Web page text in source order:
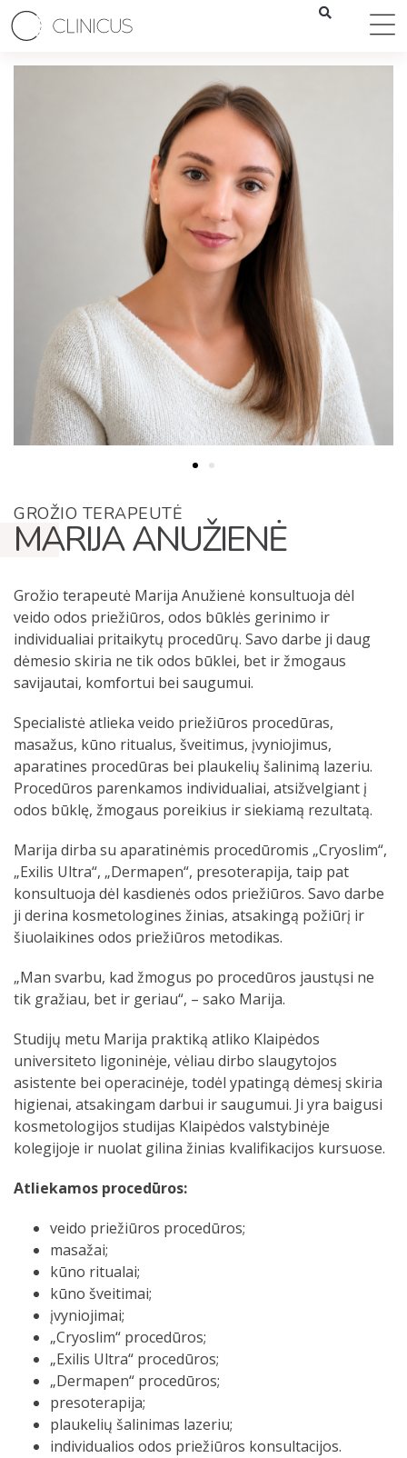
GROŽIO TERAPEUTĖ
MARIJA ANUŽIENĖ
Grožio terapeutė Marija Anužienė konsultuoja dėl
veido odos priežiūros, odos būklės gerinimo ir
individualiai pritaikytų procedūrų. Savo darbe ji daug
dėmesio skiria ne tik odos būklei, bet ir žmogaus
savijautai, komfortui bei saugumui.
Specialistė atlieka veido priežiūros procedūras,
masažus, kūno ritualus, šveitimus, įvyniojimus,
aparatines procedūras bei plaukelių šalinimą lazeriu.
Procedūros parenkamos individualiai, atsižvelgiant į
odos būklę, žmogaus poreikius ir siekiamą rezultatą.
Marija dirba su aparatinėmis procedūromis „Cryoslim“,
„Exilis Ultra“, „Dermapen“, presoterapija, taip pat
konsultuoja dėl kasdienės odos priežiūros. Savo darbe
ji derina kosmetologines žinias, atsakingą požiūrį ir
šiuolaikines odos priežiūros metodikas.
„Man svarbu, kad žmogus po procedūros jaustųsi ne
tik gražiau, bet ir geriau“, – sako Marija.
Studijų metu Marija praktiką atliko Klaipėdos
universiteto ligoninėje, vėliau dirbo slaugytojos
asistente bei operacinėje, todėl ypatingą dėmesį skiria
higienai, atsakingam darbui ir saugumui. Ji yra baigusi
kosmetologijos studijas Klaipėdos valstybinėje
kolegijoje ir nuolat gilina žinias kvalifikacijos kursuose.
Atliekamos procedūros:
veido priežiūros procedūros;
masažai;
kūno ritualai;
kūno šveitimai;
įvyniojimai;
„Cryoslim“ procedūros;
„Exilis Ultra“ procedūros;
„Dermapen“ procedūros;
presoterapija;
plaukelių šalinimas lazeriu;
individualios odos priežiūros konsultacijos.